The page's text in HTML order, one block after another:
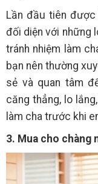
Lần đầu tiên
đối diện với những
tránh nhiệm làm
bạn nên thường
sẻ và quan tâm
căng thẳng, lo
làm cha trước khi
3. Mua cho chàng